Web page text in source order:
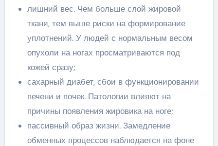
лишний вес. Чем больше слой жировой
ткани, тем выше риски на формирование
уплотнений. У людей с нормальным весом
опухоли на ногах просматриваются под
кожей сразу;
сахарный диабет, сбои в функционировании
печени и почек. Патологии влияют на
причины появления жировика на ноге;
пассивный образ жизни. Замедление
обменных процессов наблюдается на фоне